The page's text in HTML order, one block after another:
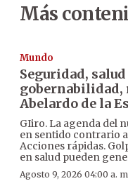
Más
Mundo
Seguridad,
gobernabilidad,
Abelardo de la
GIiro. La agenda del
en sentido contrario
Acciones rápidas.
en salud pueden
Agosto 9, 2026 04:00 a.